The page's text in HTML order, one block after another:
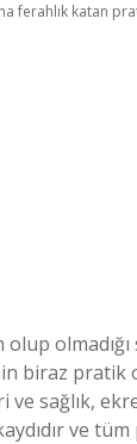
ferahlık katan
pratik
ve sağlık,
ve tüm